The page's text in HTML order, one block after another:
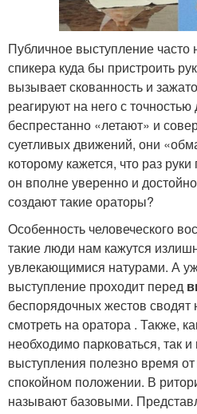
Публичное выступление часто
спикера куда бы пристроить
вызывает скованность и
реагируют на него с
беспрестанно «летают» и
суетливых движений, они
которому кажется, что раз
он вполне уверенно и
создают такие ораторы?
Особенность человеческого
такие люди нам кажутся
увлекающимися натурами. А
выступление проходит перед
беспорядочных жестов сводят
смотреть на оратора . Также,
необходимо парковаться, так
выступления полезно время
спокойном положении. В
называют базовыми.